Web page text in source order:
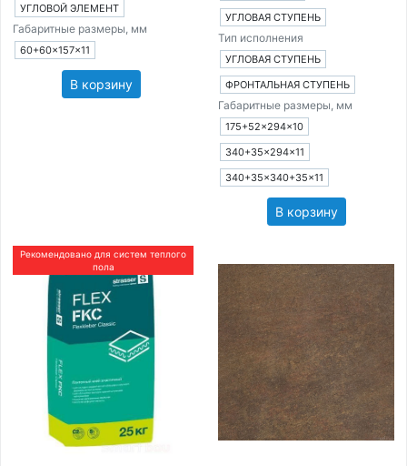
УГЛОВОЙ ЭЛЕМЕНТ
Габаритные размеры, мм
60+60×157×11
В корзину
УГЛОВАЯ СТУПЕНЬ
Тип исполнения
УГЛОВАЯ СТУПЕНЬ
ФРОНТАЛЬНАЯ СТУПЕНЬ
Габаритные размеры, мм
175+52×294×10
340+35×294×11
340+35×340+35×11
В корзину
Рекомендовано для систем теплого
пола